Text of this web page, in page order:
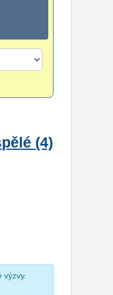
(4)